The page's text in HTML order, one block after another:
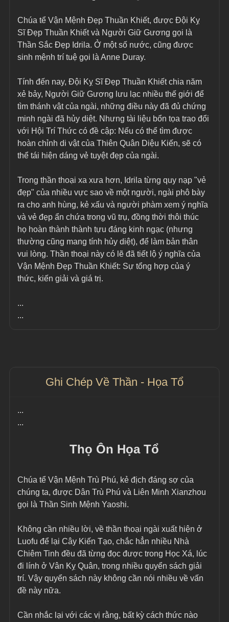
Chúa tể Vận Mệnh Đẹp Thuần Khiết, được Đội Kỵ
Sĩ Đẹp Thuần Khiết và Người Giữ Gương gọi là
Thần Sắc Đẹp Idrila. Ở một số nước, cũng được
sinh mệnh trí tuệ gọi là Anne Duray.
Tính đến nay, Đội Kỵ Sĩ Đẹp Thuần Khiết chia năm
xẻ bảy, Người Giữ Gương lưu lạc nhiều thế giới để
tìm thánh vật của ngài, những điều này đã đủ chứng
minh ngài đã hủy diệt. Nhưng tài liệu bổn tọa trao đổi
với Hội Trí Thức có đề cập: Nếu có thể tìm được
hoàn chỉnh di vật của Thiên Quân Diệu Kiến, sẽ có
thể tái hiện dáng vẻ tuyệt đẹp của ngài.
Trong thần thoại xa xưa hơn, Idrila từng quy nạp "vẻ
đẹp" của nhiều vực sao về một người, ngài phô bày
ra cho anh hùng, kẻ xấu và người phàm xem ý nghĩa
và vẻ đẹp ẩn chứa trong vũ trụ, đồng thời thôi thúc
họ hoàn thành thành tựu đáng kinh ngạc (nhưng
thường cũng mang tính hủy diệt), để làm bản thân
vui lòng. Thần thoại này có lẽ đã tiết lộ ý nghĩa của
Vận Mệnh Đẹp Thuần Khiết: Sự tổng hợp của ý
thức, kiến giải và giá trị.
...
...
Ghi Chép Về Thần - Họa Tổ
...
...
Thọ Ôn Họa Tổ
Chúa tể Vận Mệnh Trù Phú, kẻ địch đáng sợ của
chúng ta, được Dân Trù Phú và Liên Minh Xianzhou
gọi là Thần Sinh Mệnh Yaoshi.
Không cần nhiều lời, về thần thoại ngài xuất hiện ở
Luofu để lại Cây Kiến Tạo, chắc hẳn nhiều Nhà
Chiêm Tinh đều đã từng đọc được trong Học Xá, lúc
đi lính ở Vân Kỵ Quân, trong nhiều quyển sách giải
trí. Vậy quyển sách này không cần nói nhiều về vấn
đề này nữa.
Cần nhắc lại với các vị rằng, bất kỳ cách thức nào